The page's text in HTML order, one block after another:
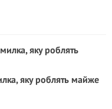
яку роблять майже